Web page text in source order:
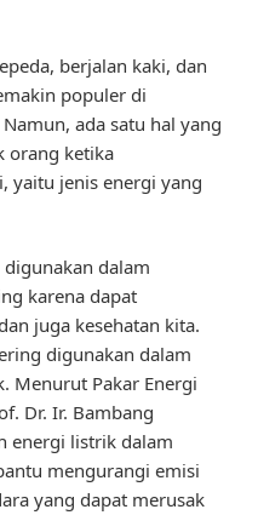
berjalan kaki, dan
populer di
ada satu hal yang
orang ketika
yaitu jenis energi yang
dalam
karena dapat
juga kesehatan kita.
digunakan dalam
Menurut Pakar Energi
Dr. Ir. Bambang
energi listrik dalam
mengurangi emisi
yang dapat merusak